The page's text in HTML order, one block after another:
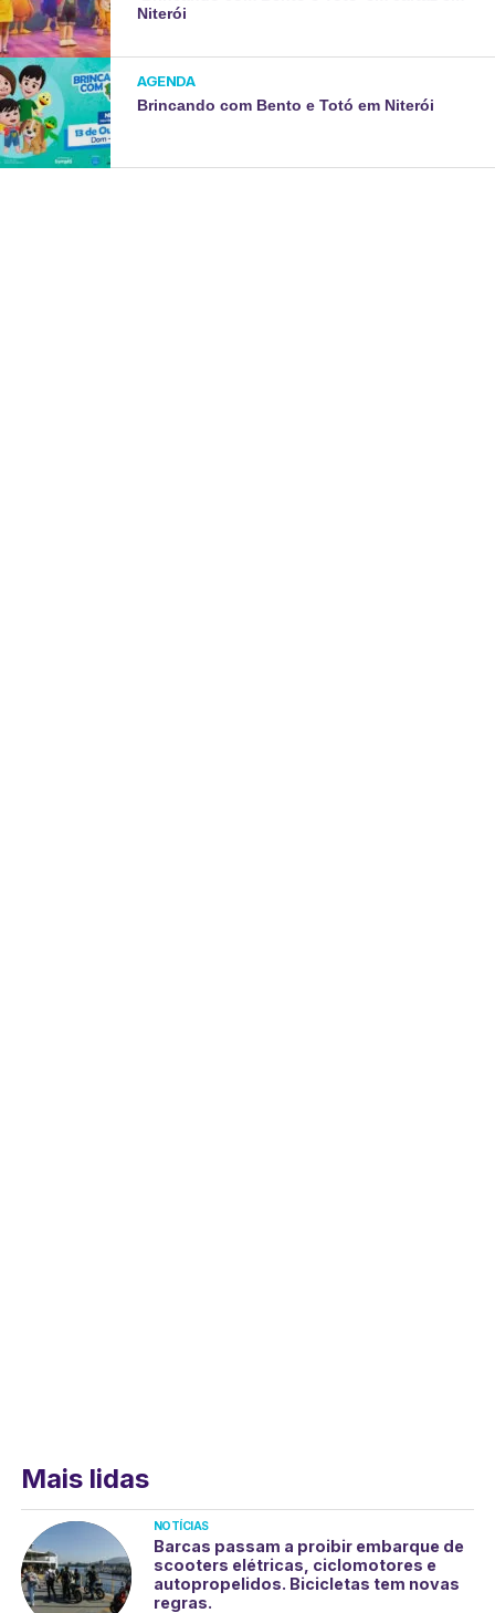
Niterói
AGENDA
Brincando com Bento e Totó em Niterói
Mais lidas
NOTÍCIAS
Barcas passam a proibir embarque de
scooters elétricas, ciclomotores e
autopropelidos. Bicicletas tem novas
regras.